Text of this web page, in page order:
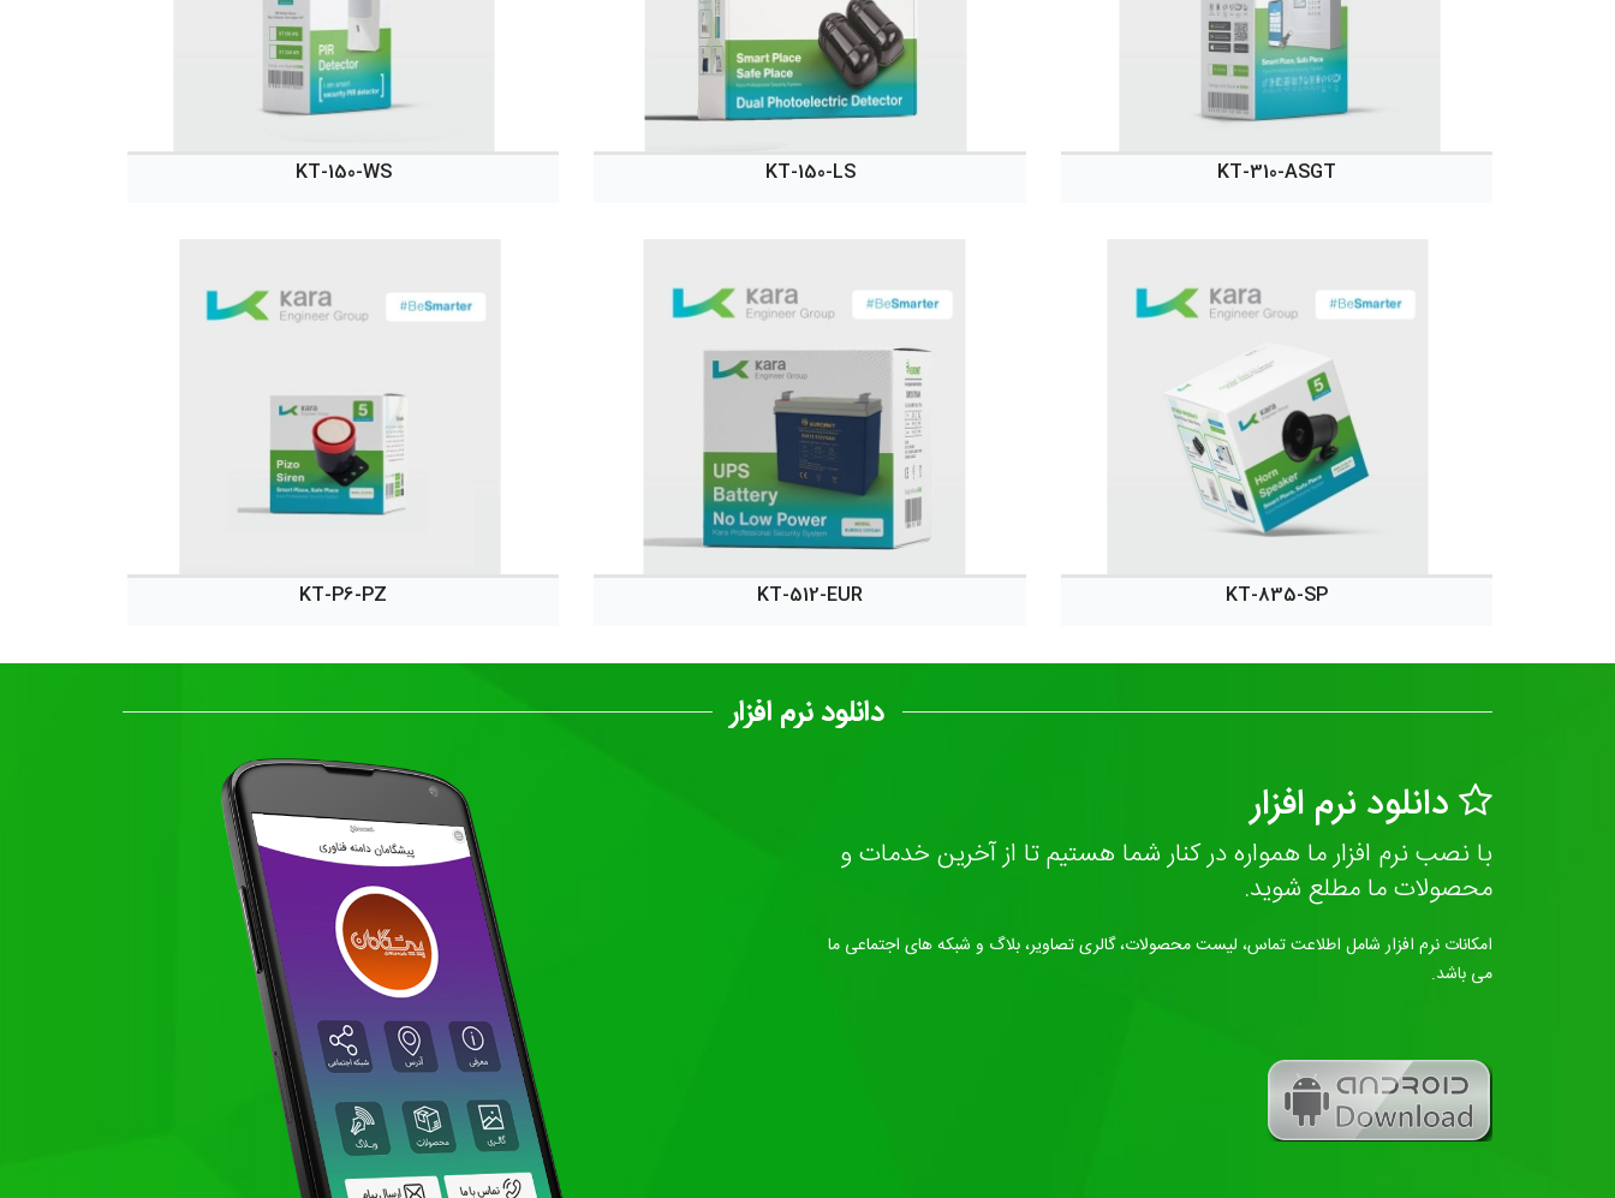
KT-310-ASGT
KT-150-LS
KT-150-WS
KT-835-SP
KT-512-EUR
KT-P6-PZ
دانلود نرم افزار
دانلود نرم افزار
با نصب نرم افزار ما همواره در کنار شما هستیم تا از آخرین خدمات و
محصولات ما مطلع شوید.
امکانات نرم افزار شامل اطلاعت تماس، لیست محصولات، گالری تصاویر، بلاگ و شبکه های اجتماعی ما
می باشد.